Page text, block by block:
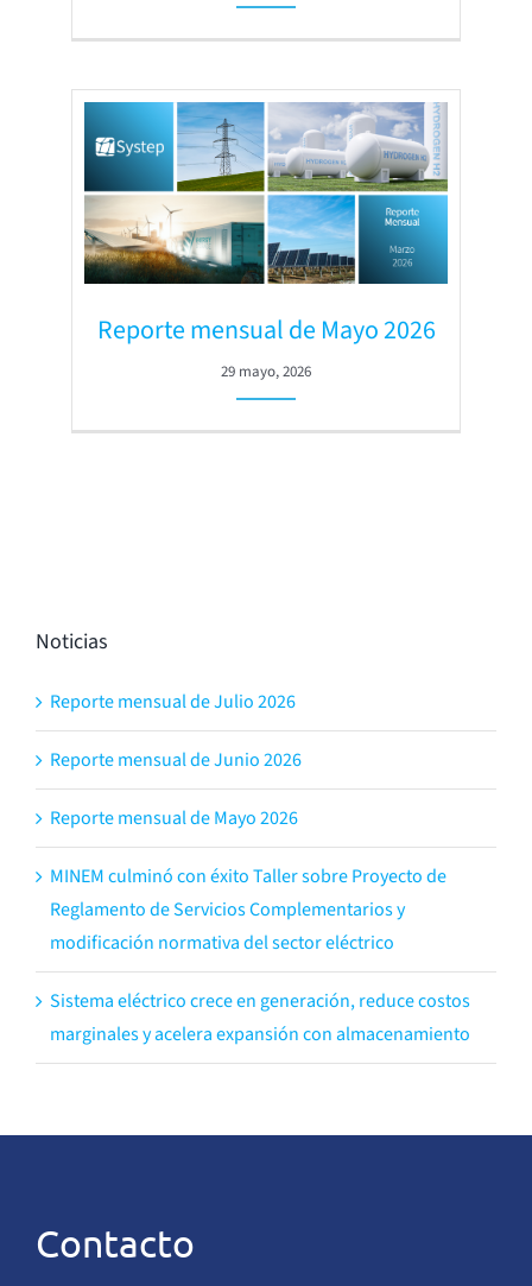
Reporte mensual de Mayo 2026
29 mayo, 2026
Noticias
Reporte mensual de Julio 2026
Reporte mensual de Junio 2026
Reporte mensual de Mayo 2026
MINEM culminó con éxito Taller sobre Proyecto de
Reglamento de Servicios Complementarios y
modificación normativa del sector eléctrico
Sistema eléctrico crece en generación, reduce costos
marginales y acelera expansión con almacenamiento
Contacto